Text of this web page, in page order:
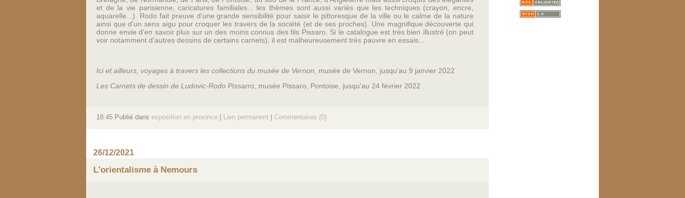
et de la vie parisienne, caricatures familiales... les thèmes sont aussi variés que les techniques (crayon, encre,
aquarelle...). Rodo fait preuve d'une grande sensibilité pour saisir le pittoresque de la ville ou le calme de la nature
ainsi que d'un sens aigu pour croquer les travers de la société (et de ses proches). Une magnifique découverte qui
donne envie d'en savoir plus sur un des moins connus des fils Pissaro. Si le catalogue est très bien illustré (on peut
voir notamment d'autres dessins de certains carnets), il est malheureusement très pauvre en essais...
Ici et ailleurs, voyages à travers les collections du musée de Vernon , musée de Vernon, jusqu’au 9 janvier 2022
Les Carnets de dessin de Ludovic-Rodo Pissarro , musée Pissaro, Pontoise, jusqu'au 24 février 2022
18:45 Publié dans exposition en province Lien permanent Commentaires (0)
26/12/2021
L'orientalisme à Nemours